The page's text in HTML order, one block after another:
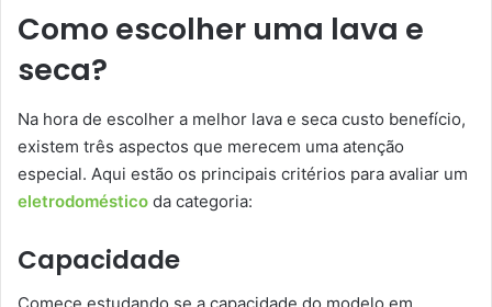
Como escolher uma lava e
seca?
Na hora de escolher a melhor lava e seca custo benefício,
existem três aspectos que merecem uma atenção
especial. Aqui estão os principais critérios para avaliar um
eletrodoméstico da categoria:
Capacidade